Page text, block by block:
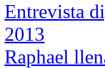
Entrevista
2013
Raphael